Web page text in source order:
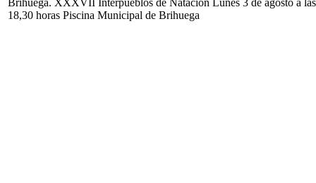
Brihuega. XXXVII Interpueblos de Natación Lunes 3 de agosto a las
18,30 horas Piscina Municipal de Brihuega